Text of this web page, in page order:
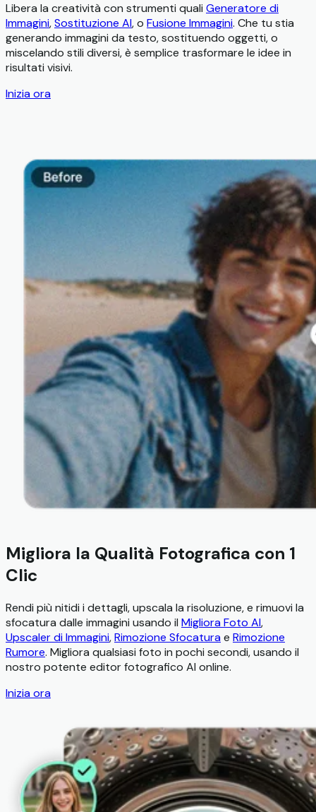
Libera la creatività con strumenti quali Generatore di
Immagini,Sostituzione AI, o Fusione Immagini. Che tu stia
generando immagini da testo, sostituendo oggetti, o
miscelando stili diversi, è semplice trasformare le idee in
risultati visivi.
Inizia ora
Migliora la Qualità Fotografica con 1
Clic
Rendi più nitidi i dettagli, upscala la risoluzione, e rimuovi la
sfocatura dalle immagini usando il Migliora Foto AI,
Upscaler di Immagini,Rimozione Sfocaturae Rimozione
Rumore. Migliora qualsiasi foto in pochi secondi, usando il
nostro potente editor fotografico AI online.
Inizia ora